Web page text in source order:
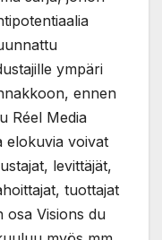
ympäri
ennen
Réel Media
elokuvia voivat
levittäjät,
tuottajat
osa Visions du